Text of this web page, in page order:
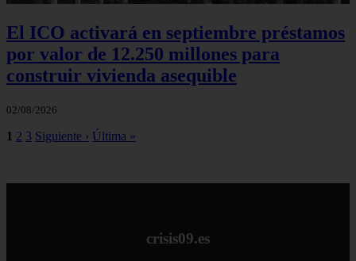
El ICO activará en septiembre préstamos
por valor de 12.250 millones para
construir vivienda asequible
02/08/2026
1 2 3 Siguiente › Última »
crisis09.es